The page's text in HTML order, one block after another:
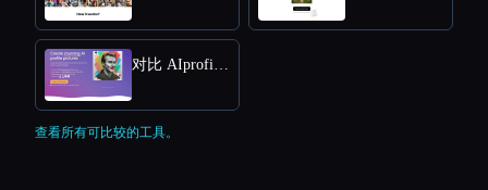
对比 AIprofilepic
查看所有可比较的工具。